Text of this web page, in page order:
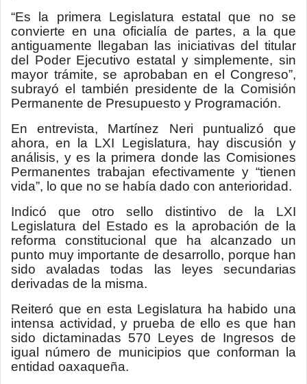
“Es la primera Legislatura estatal que no se
convierte en una oficialía de partes, a la que
antiguamente llegaban las iniciativas del titular
del Poder Ejecutivo estatal y simplemente, sin
mayor trámite, se aprobaban en el Congreso”,
subrayó el también presidente de la Comisión
Permanente de Presupuesto y Programación.
En entrevista, Martínez Neri puntualizó que
ahora, en la LXI Legislatura, hay discusión y
análisis, y es la primera donde las Comisiones
Permanentes trabajan efectivamente y “tienen
vida”, lo que no se había dado con anterioridad.
Indicó que otro sello distintivo de la LXI
Legislatura del Estado es la aprobación de la
reforma constitucional que ha alcanzado un
punto muy importante de desarrollo, porque han
sido avaladas todas las leyes secundarias
derivadas de la misma.
Reiteró que en esta Legislatura ha habido una
intensa actividad, y prueba de ello es que han
sido dictaminadas 570 Leyes de Ingresos de
igual número de municipios que conforman la
entidad oaxaqueña.